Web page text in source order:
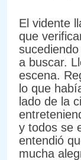
El vidente
que
a buscar.
escena.
lo que
lado de la
y todos se
entendió
mucha